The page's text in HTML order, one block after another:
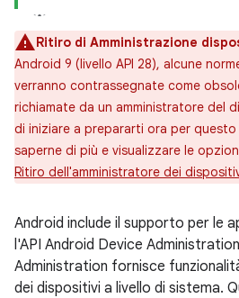
Ritiro di Amministrazione
Android 9 (livello API 28), alcune
verranno contrassegnate come
richiamate da un amministratore del
di iniziare a prepararti ora per questo
saperne di più e visualizzare le
Ritiro dell'amministratore dei
Android include il supporto per le
l'API Android Device
Administration fornisce
dei dispositivi a livello di sistema.